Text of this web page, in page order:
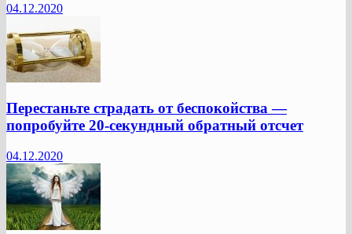
04.12.2020
Перестаньте страдать от беспокойства —
попробуйте 20-секундный обратный отсчет
04.12.2020